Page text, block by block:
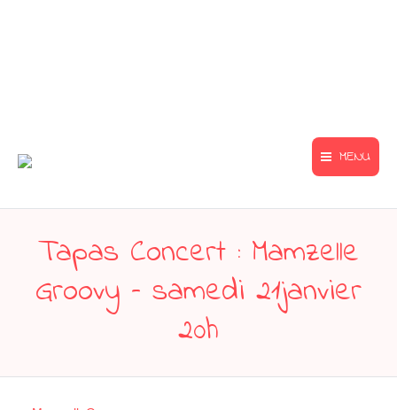
MENU
Tapas Concert : Mamzelle
Groovy – samedi 21janvier
20h